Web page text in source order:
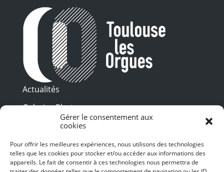
Gérer le consentement aux
cookies
Pour offrir les meilleures expériences, nous utilisons des technologies
telles que les cookies pour stocker et/ou accéder aux informations des
appareils. Le fait de consentir à ces technologies nous permettra de
Actualités
Galeries Photos
Vidéothèque
Presse
Programme PDF
Billetterie